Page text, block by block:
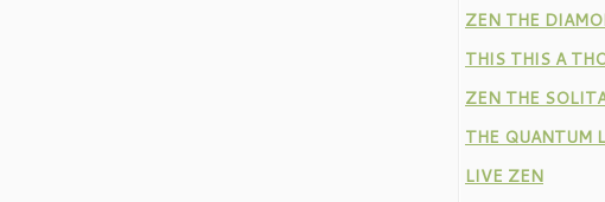
ZEN THE
THIS THIS A
ZEN THE
THE QUANTUM
LIVE ZEN